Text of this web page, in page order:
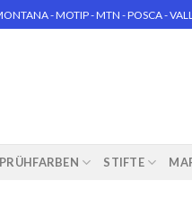
- MOTIP - MTN - POSCA -
STIFTE